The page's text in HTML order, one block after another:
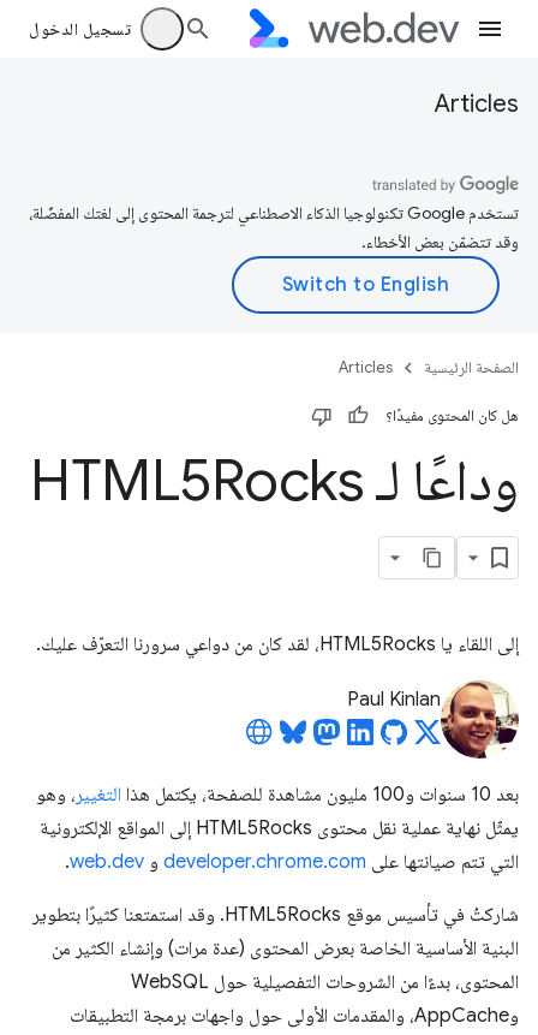
تسجيل الدخول
Articles
تستخدم Google تكنولوجيا الذكاء الاصطناعي لترجمة المحتوى إلى لغتك المفضّلة،
وقد تتضمّن بعض الأخطاء.
الصفحة الرئيسية Articles
هل كان المحتوى مفيدًا؟
وداعًا لـ HTML5Rocks
إلى اللقاء يا HTML5Rocks، لقد كان من دواعي سرورنا التعرّف عليك.
Paul Kinlan
بعد 10 سنوات و100 مليون مشاهدة للصفحة، يكتمل هذا التغيير ، وهو
يمثّل نهاية عملية نقل محتوى HTML5Rocks إلى المواقع الإلكترونية
التي تتم صيانتها على developer.chrome.com و web.dev
.
شاركتُ في تأسيس موقع HTML5Rocks. وقد استمتعنا كثيرًا بتطوير
البنية الأساسية الخاصة بعرض المحتوى (عدة مرات) وإنشاء الكثير من
المحتوى، بدءًا من الشروحات التفصيلية حول WebSQL
وAppCache، والمقدمات الأولى حول واجهات برمجة التطبيقات